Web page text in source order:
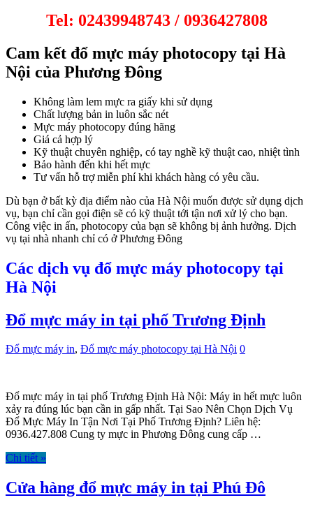
Tel: 02439948743 / 0936427808
Cam kết đổ mực máy photocopy tại Hà
Nội của Phương Đông
Không làm lem mực ra giấy khi sử dụng
Chất lượng bản in luôn sắc nét
Mực máy photocopy đúng hãng
Giá cả hợp lý
Kỹ thuật chuyên nghiệp, có tay nghề kỹ thuật cao, nhiệt tình
Bảo hành đến khi hết mực
Tư vấn hỗ trợ miễn phí khi khách hàng có yêu cầu.
Dù bạn ở bất kỳ địa điểm nào của Hà Nội muốn được sử dụng dịch
vụ, bạn chỉ cần gọi điện sẽ có kỹ thuật tới tận nơi xử lý cho bạn.
Công việc in ấn, photocopy của bạn sẽ không bị ảnh hưởng. Dịch
vụ tại nhà nhanh chỉ có ở Phương Đông
Các dịch vụ đổ mực máy photocopy tại
Hà Nội
Đổ mực máy in tại phố Trương Định
Đổ mực máy in, Đổ mực máy photocopy tại Hà Nội 0
Đổ mực máy in tại phố Trương Định Hà Nội: Máy in hết mực luôn
xảy ra đúng lúc bạn cần in gấp nhất. Tại Sao Nên Chọn Dịch Vụ
Đổ Mực Máy In Tận Nơi Tại Phố Trương Định? Liên hệ:
0936.427.808 Cung ty mực in Phương Đông cung cấp …
Chi tiết »
Cửa hàng đổ mực máy in tại Phú Đô